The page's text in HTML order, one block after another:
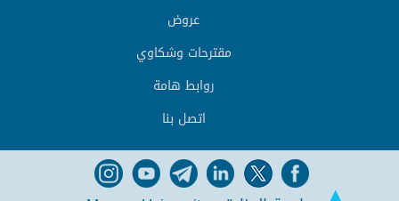
عروض
مقترحات وشكاوي
روابط هامة
اتصل بنا